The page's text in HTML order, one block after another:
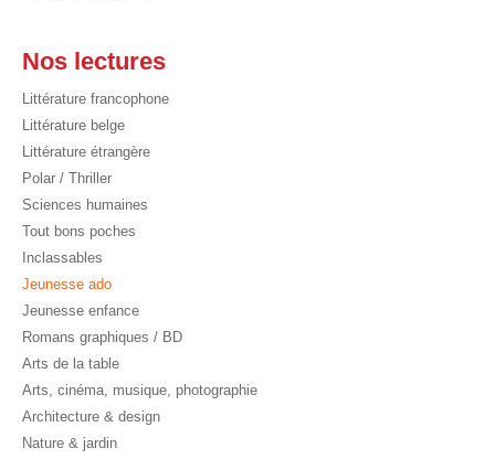
Nos lectures
Littérature francophone
Littérature belge
Littérature étrangère
Polar / Thriller
Sciences humaines
Tout bons poches
Inclassables
Jeunesse ado
Jeunesse enfance
Romans graphiques / BD
Arts de la table
Arts, cinéma, musique, photographie
Architecture & design
Nature & jardin